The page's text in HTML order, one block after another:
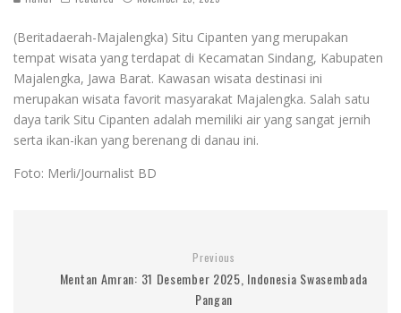
(Beritadaerah-Majalengka) Situ Cipanten yang merupakan
tempat wisata yang terdapat di Kecamatan Sindang, Kabupaten
Majalengka, Jawa Barat. Kawasan wisata destinasi ini
merupakan wisata favorit masyarakat Majalengka. Salah satu
daya tarik Situ Cipanten adalah memiliki air yang sangat jernih
serta ikan-ikan yang berenang di danau ini.
Foto: Merli/Journalist BD
Previous
Mentan Amran: 31 Desember 2025, Indonesia Swasembada
Pangan